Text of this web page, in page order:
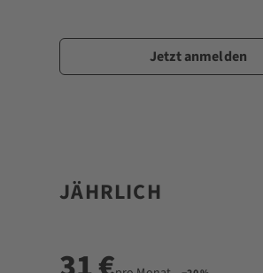
Jetzt anmelden
JÄHRLICH